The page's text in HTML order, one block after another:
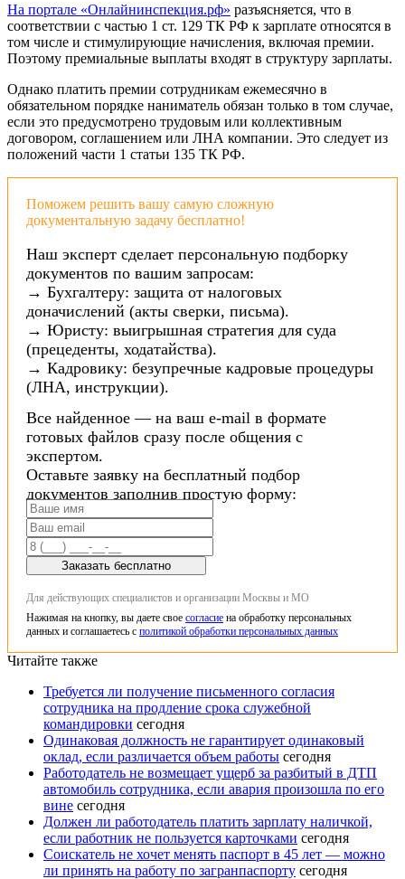
На портале «Онлайнинспекция.рф» разъясняется, что в
соответствии с частью 1 ст. 129 ТК РФ к зарплате относятся в
том числе и стимулирующие начисления, включая премии.
Поэтому премиальные выплаты входят в структуру зарплаты.
Однако платить премии сотрудникам ежемесячно в
обязательном порядке наниматель обязан только в том случае,
если это предусмотрено трудовым или коллективным
договором, соглашением или ЛНА компании. Это следует из
положений части 1 статьи 135 ТК РФ.
Поможем решить вашу самую сложную
документальную задачу бесплатно!
Наш эксперт сделает персональную подборку
документов по вашим запросам:
→ Бухгалтеру: защита от налоговых
доначислений (акты сверки, письма).
→ Юристу: выигрышная стратегия для суда
(прецеденты, ходатайства).
→ Кадровику: безупречные кадровые процедуры
(ЛНА, инструкции).
Все найденное — на ваш e-mail в формате
готовых файлов сразу после общения с
экспертом.
Оставьте заявку на бесплатный подбор
документов заполнив простую форму:
Заказать бесплатно
Для действующих специалистов и организации Москвы и МО
Нажимая на кнопку, вы даете свое согласие на обработку персональных
данных и соглашаетесь с политикой обработки персональных данных
Читайте также
Требуется ли получение письменного согласия
сотрудника на продление срока служебной
командировки сегодня
Одинаковая должность не гарантирует одинаковый
оклад, если различается объем работы сегодня
Работодатель не возмещает ущерб за разбитый в ДТП
автомобиль сотрудника, если авария произошла по его
вине сегодня
Должен ли работодатель платить зарплату наличкой,
если работник не пользуется карточками сегодня
Соискатель не хочет менять паспорт в 45 лет — можно
ли принять на работу по загранпаспорту сегодня